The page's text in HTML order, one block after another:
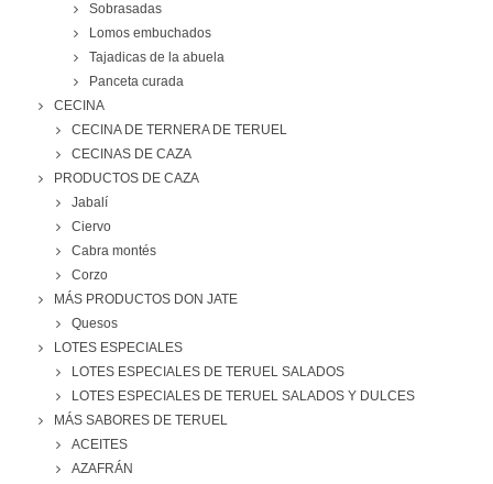
Sobrasadas
Lomos embuchados
Tajadicas de la abuela
Panceta curada
CECINA
CECINA DE TERNERA DE TERUEL
CECINAS DE CAZA
PRODUCTOS DE CAZA
Jabalí
Ciervo
Cabra montés
Corzo
MÁS PRODUCTOS DON JATE
Quesos
LOTES ESPECIALES
LOTES ESPECIALES DE TERUEL SALADOS
LOTES ESPECIALES DE TERUEL SALADOS Y DULCES
MÁS SABORES DE TERUEL
ACEITES
AZAFRÁN